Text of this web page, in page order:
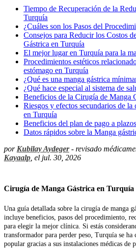
Tiempo de Recuperación de la
Turquía
¿Cuáles son los Pasos del
Consejos para Reducir los Costos
Gástrica en Turquía
El mejor lugar en Turquía para la
Procedimientos estéticos
estómago en Turquía
¿Qué es una manga gástrica
¿Qué hace especial al sistema de
Beneficios de la Cirugía de Manga
Riesgos y efectos secundarios de
en Turquía
Beneficios del plan de pago a
Datos rápidos sobre la Manga
por Kubilay Aydeger- revisado
Kayaalp , el jul. 30, 2026
Cirugía de Manga Gástrica en Turquía
Una guía detallada sobre la cirugía de manga
incluye beneficios, pasos del procedimiento,
para elegir la mejor clínica. Si estás
transformador para perder peso, Turquía se ha
popular gracias a sus instalaciones médicas de